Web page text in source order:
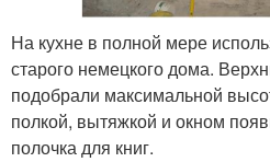
На кухне в полной мере
старого немецкого дома.
подобрали максимальной
полкой, вытяжкой и окном
полочка для книг.